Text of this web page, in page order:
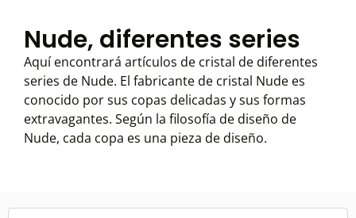
Nude, diferentes series
Aquí encontrará artículos de cristal de diferentes
series de Nude. El fabricante de cristal Nude es
conocido por sus copas delicadas y sus formas
extravagantes. Según la filosofía de diseño de
Nude, cada copa es una pieza de diseño.